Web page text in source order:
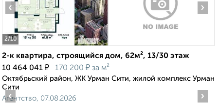
2/10
‹ ›
2-к квартира, строящийся дом, 62м², 13/30 этаж
10 464 041 ₽ 170 200 ₽ за м²
Октябрьский район, ЖК Урман Сити, жилой комплекс Урман
Сити
Агентство, 07.08.2026
‹ ›